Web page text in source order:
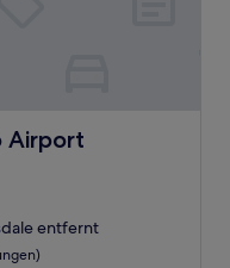
Airport
Burlingame
entfernt